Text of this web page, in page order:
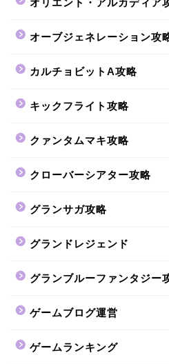
オーブジェネレーション攻
カルチョビットA攻略
キックフライト攻略
クァンタムマキ攻略
クローバーシアター攻略
グランサガ攻略
グランドレジェンド
グランブルーファンタジー
ゲームブログ運営
ゲームランキング